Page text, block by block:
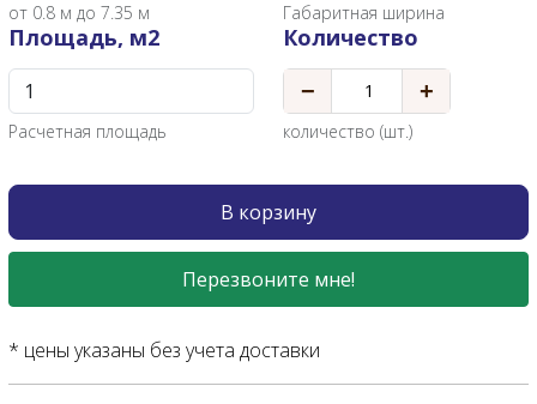
от 0.8 м до 7.35 м Габаритная ширина
Площадь, м2
Расчетная площадь
Количество
− +
количество (шт.)
В корзину
Перезвоните мне!
* цены указаны без учета доставки